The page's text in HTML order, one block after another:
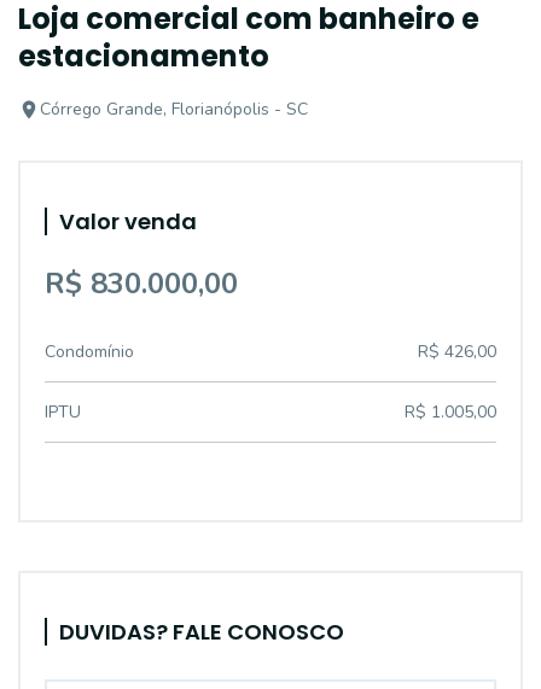
Loja comercial com banheiro e
estacionamento
Córrego Grande, Florianópolis - SC
Valor venda
R$ 830.000,00
Condomínio R$ 426,00
IPTU R$ 1.005,00
DUVIDAS? FALE CONOSCO